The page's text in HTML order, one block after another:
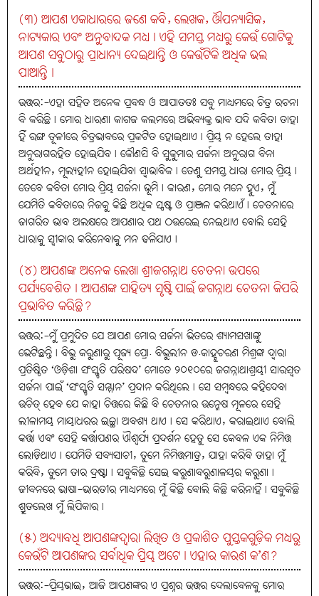
(୩) ଆପଣ ଏକାଧାରରେ ଜଣେ କବି, ଲେଖକ, ଔପନ୍ୟାସିକ,
ନାଟ୍ୟକାର ଏବଂ ଅନୁବାଦକ ମଧ୍ୟ। ଏହି ସମସ୍ତ ମଧ୍ୟରୁ କେଉଁ ଗୋଟିକୁ
ଆପଣ ସବୁଠାରୁ ପ୍ରାଧାନ୍ୟ ଦେଇଥାନ୍ତି ଓ କେଉଁଟିକି ଅଧିକ ଭଲ
ପାଆନ୍ତି।
ଉତ୍ତର:-ଏହା ସହିତ ଅନେକ ପ୍ରବନ୍ଧ ଓ ଆପାତତଃ ସବୁ ମାଧ୍ୟମରେ ଚିତ୍ର ରଚନା
ବି କରିଛି। ମୋର ଧାରଣା କାଗଜ କଲମରେ ଅଭିବ୍ୟକ୍ତ ଭାବ ଯଦି କବିତା ତାହା
ହିଁ ରଙ୍ଗ ତୂଳୀରେ ଚିତ୍ରଭାବରେ ପ୍ରକଟିତ ହୋଇଥାଏ। ପ୍ରିୟ ନ ହେଲେ ତାହା
ଅନୁରାଗରହିତ ହୋଇଯିବ। କୌଣସି ବି ସୁକୁମାର ସର୍ଜନା ଅନୁରାଗ ବିନା
ଅର୍ଥହୀନ, ମୂଲ୍ୟହୀନ ହୋଇଯିବା ସ୍ବାଭାବିକ। ତେଣୁ ସମସ୍ତ ଧାରା ମୋର ପ୍ରିୟ।
ତେବେ କବିତା ମୋର ପ୍ରିୟ ସର୍ଜନା ଭୂମି। କାରଣ, ମୋର ମନେ ହୁଏ, ମୁଁ
ଯେମିତି କବିତାରେ ନିଜକୁ କିଛି ଅଧିକ ସ୍ପଷ୍ଟ ଓ ପ୍ରାଞ୍ଜଳ କରିଥାଏଁ। ଚେତନାରେ
ଜାଗରିତ ଭାବ ଅଲକ୍ଷରେ ଆପଣାର ପଥ ଠଉରେଇ ନେଇଥାଏ ବୋଲି ସେହି
ଧାରାକୁ ସ୍ବୀକାର କରିନେବାକୁ ମନ ଢଳିଯାଏ।
(୪) ଆପଣଙ୍କ ଅନେକ ଲେଖା ଶ୍ରୀଜଗନ୍ନାଥ ଚେତନା ଉପରେ
ପର୍ଯ୍ୟବେଶିତ। ଆପଣଙ୍କ ସାହିତ୍ୟ ସୃଷ୍ଟି ପାଇଁ ଜଗନ୍ନାଥ ଚେତନା କିପରି
ପ୍ରଭାବିତ କରିଛି?
ଉତ୍ତର:-ମୁଁ ପ୍ରମୁଦିତ ଯେ ଆପଣ ମୋର ସର୍ଜନା ଭିତରେ ଶ୍ୟାମସଖାଙ୍କୁ
ଭେଟିଛନ୍ତି। ବିଭୁ କରୁଣାରୁ ପୂଜ୍ୟ ପ୍ରୋ. ବିଭୁଲୀନ ଡ.କାହ୍ନୁଚରଣ ମିଶ୍ରଙ୍କ ଦ୍ବାରା
ପ୍ରତିଷ୍ଠିତ ‘ଓଡ଼ିଶା ସଂସ୍କୃତି ପରିଷଦ’ ମୋତେ ୨୦୧୦ରେ ଜଗନ୍ନାଥାଶ୍ରୟୀ ସାରସ୍ବତ
ସର୍ଜନା ପାଇଁ ‘ସଂସ୍କୃତି ସମ୍ମାନ’ ପ୍ରଦାନ କରିଥିଲେ। ସେ ସମ୍ବନ୍ଧରେ କହିଦେବା
ଉଚିତ୍‌ ହେବ ଯେ କାହା ଚିତ୍ତରେ କିଛି ବି ଚେତନାର ଉନ୍ମେଷ ମୂଳରେ ସେହି
ଲୀଳାମୟ ମାୟାଧରର ଇଚ୍ଛା ଅବଶ୍ୟ ଥାଏ। ସେ କରିଥାଏ, କରାଇଥାଏ ବୋଲି
କର୍ତ୍ତା ଏବଂ ସେହି କର୍ତ୍ତାପଣର ଐଶ୍ବର୍ଯ୍ୟ ପ୍ରଦର୍ଶନ ହେତୁ ସେ କେବଳ ଏକ ନିମିତ୍ତ
ଲୋଡ଼ିଥାଏ। ଯେମିତି ସବ୍ୟସାଚୀ, ତୁମେ ନିମିତ୍ତମାତ୍ର, ଯାହା କରିବି ତାହା ମୁଁ
କରିବି, ତୁମେ ତାର ଦ୍ରଷ୍ଟା। ସବୁକିଛି ସେଇ କରୁଣାବରୁଣାଳୟର କରୁଣା।
ଜୀବନରେ ଭାଷା-ଭାରତୀର ମାଧ୍ୟମରେ ମୁଁ କିଛି ବୋଲି କିଛି କରିନାହିଁ। ସବୁକିଛି
ଶ୍ରୁତଲେଖ ମୁଁ ଲିପିକାର।
(୫) ଅଦ୍ୟାବଧି ଆପଣଙ୍କଦ୍ବାରା ଲିଖିତ ଓ ପ୍ରକାଶିତ ପୁସ୍ତକଗୁଡ଼ିକ ମଧ୍ୟରୁ
କେଉଁଟି ଆପଣଙ୍କର ସର୍ବାଧିକ ପ୍ରିୟ ଅଟେ। ଏହାର କାରଣ କ’ଣ?
ଉତ୍ତର:-ପ୍ରିୟଭାଇ, ଆଜି ଆପଣଙ୍କର ଏ ପ୍ରଶ୍ନର ଉତ୍ତର ଦେଲାବେଳକୁ ମୋର